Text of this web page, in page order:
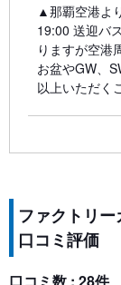
▲那覇空港よ
19:00 送迎バ
りますが空港
お盆やGW、
以上いただく
ファクトリ
口コミ評価
口コミ数 : 28件